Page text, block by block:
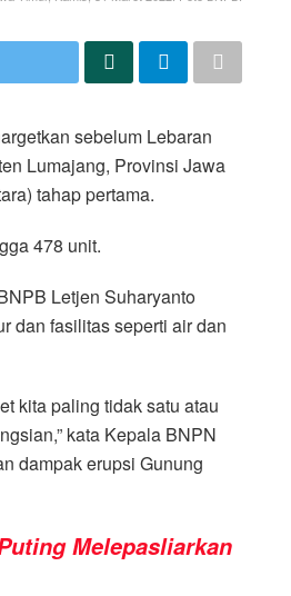
sebelum Lebaran
Lumajang, Provinsi Jawa
tahap pertama.
478 unit.
Letjen Suharyanto
dan fasilitas seperti air dan
kita paling tidak satu atau
kata Kepala BNPN
dampak erupsi Gunung
Melepasliarkan